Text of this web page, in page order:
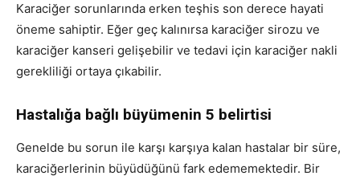
Karaciğer sorunlarında erken teşhis son derece hayati
öneme sahiptir. Eğer geç kalınırsa karaciğer sirozu ve
karaciğer kanseri gelişebilir ve tedavi için karaciğer nakli
gerekliliği ortaya çıkabilir.
Hastalığa bağlı büyümenin 5 belirtisi
Genelde bu sorun ile karşı karşıya kalan hastalar bir süre,
karaciğerlerinin büyüdüğünü fark edememektedir. Bir